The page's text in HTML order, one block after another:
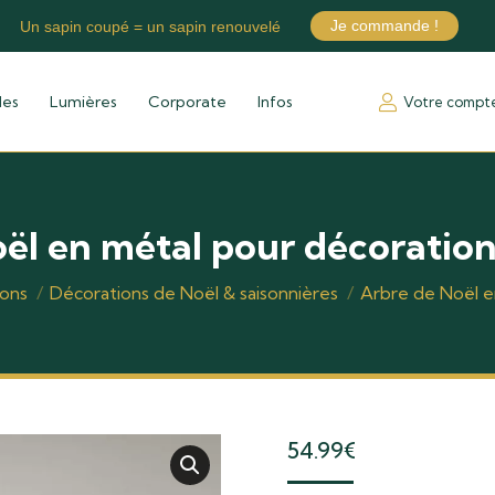
Lumières Corporate Infos Votre
en métal pour
Décorations de Noël & saisonnières Arbre de Noël
54.99€
Un sapin coupé = un sapin renouvelé Je commande !